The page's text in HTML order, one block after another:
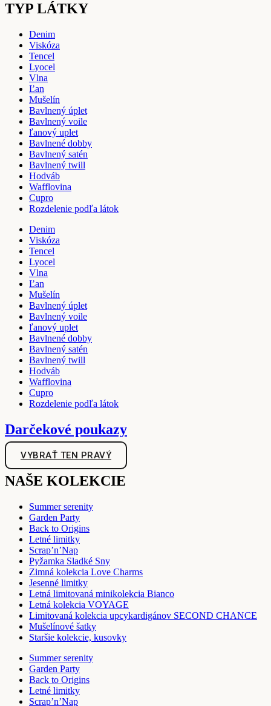
TYP LÁTKY
Denim
Viskóza
Tencel
Lyocel
Vlna
Ľan
Mušelín
Bavlnený úplet
Bavlnený voile
ľanový uplet
Bavlnené dobby
Bavlnený satén
Bavlnený twill
Hodváb
Wafflovina
Cupro
Rozdelenie podľa látok
Denim
Viskóza
Tencel
Lyocel
Vlna
Ľan
Mušelín
Bavlnený úplet
Bavlnený voile
ľanový uplet
Bavlnené dobby
Bavlnený satén
Bavlnený twill
Hodváb
Wafflovina
Cupro
Rozdelenie podľa látok
Darčekové poukazy
VYBRAŤ TEN PRAVÝ
NAŠE KOLEKCIE
Summer serenity
Garden Party
Back to Origins
Letné limitky
Scrap’n’Nap
Pyžamka Sladké Sny
Zimná kolekcia Love Charms
Jesenné limitky
Letná limitovaná minikolekcia Bianco
Letná kolekcia VOYAGE
Limitovaná kolekcia upcykardigánov SECOND CHANCE
Mušelínové šatky
Staršie kolekcie, kusovky
Summer serenity
Garden Party
Back to Origins
Letné limitky
Scrap’n’Nap